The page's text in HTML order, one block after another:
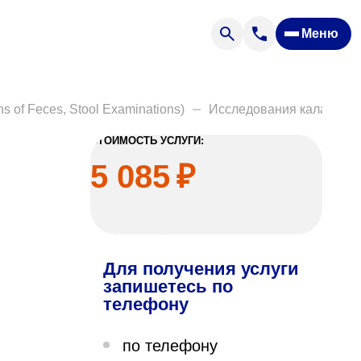
Меню
«Парус»
Feces, Stool Examinations) Исследования кала
СТОИМОСТЬ УСЛУГИ:
5 085₽
Для получения услуги
запишетесь по
телефону
по телефону